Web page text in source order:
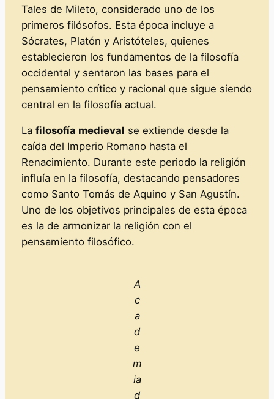
Tales de Mileto, considerado uno de los
primeros filósofos. Esta época incluye a
Sócrates, Platón y Aristóteles, quienes
establecieron los fundamentos de la filosofía
occidental y sentaron las bases para el
pensamiento crítico y racional que sigue siendo
central en la filosofía actual.
La filosofía medieval se extiende desde la
caída del Imperio Romano hasta el
Renacimiento. Durante este periodo la religión
influía en la filosofía, destacando pensadores
como Santo Tomás de Aquino y San Agustín.
Uno de los objetivos principales de esta época
es la de armonizar la religión con el
pensamiento filosófico.
A
c
a
d
e
m
ia
d